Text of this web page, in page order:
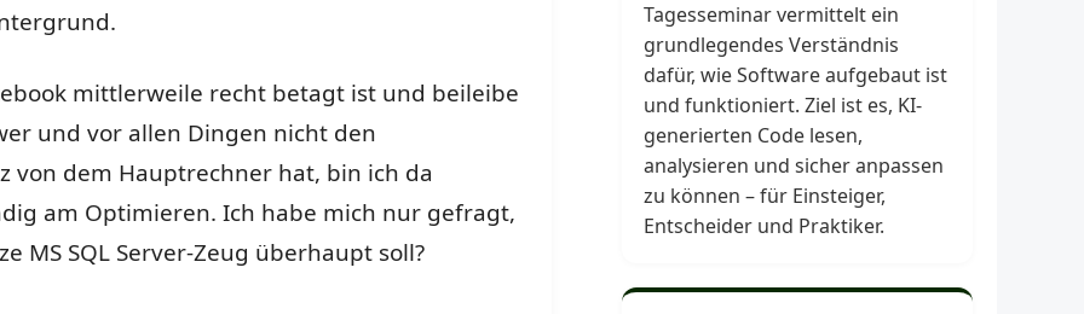
mittlerweile recht betagt ist und beileibe
und vor allen Dingen nicht den
von dem Hauptrechner hat, bin ich da
am Optimieren. Ich habe mich nur gefragt,
MS SQL Server-Zeug überhaupt soll?
Server – Optimierung zum Nulltarif“
Tagesseminar vermittelt ein
grundlegendes Verständnis
dafür, wie Software aufgebaut ist
und funktioniert. Ziel ist es, KI-
generierten Code lesen,
analysieren und sicher anpassen
zu können – für Einsteiger,
Entscheider und Praktiker.